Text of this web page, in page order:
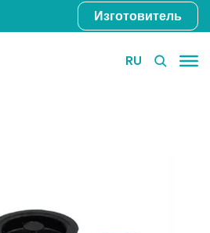
Изготовитель
RU